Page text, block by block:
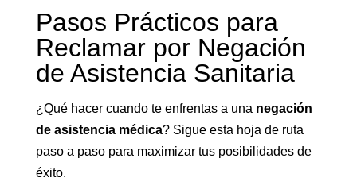
Pasos Prácticos para
Reclamar por Negación
de Asistencia Sanitaria
¿Qué hacer cuando te enfrentas a una negación
de asistencia médica? Sigue esta hoja de ruta
paso a paso para maximizar tus posibilidades de
éxito.